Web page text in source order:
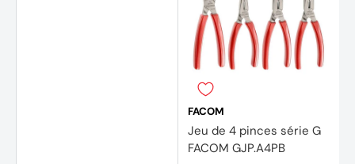
FACOM
Jeu de 4 pinces série G
FACOM GJP.A4PB